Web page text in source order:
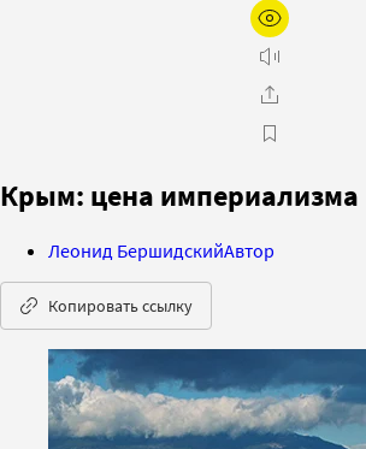
Крым: цена империализма
Леонид БершидскийАвтор
Копировать ссылку